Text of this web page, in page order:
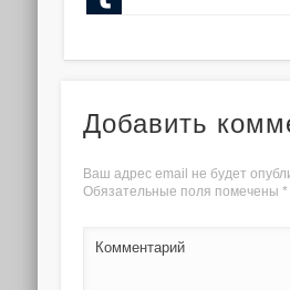
Добавить
Ваш адрес email не будет
Обязательные поля помечены *
Комментарий